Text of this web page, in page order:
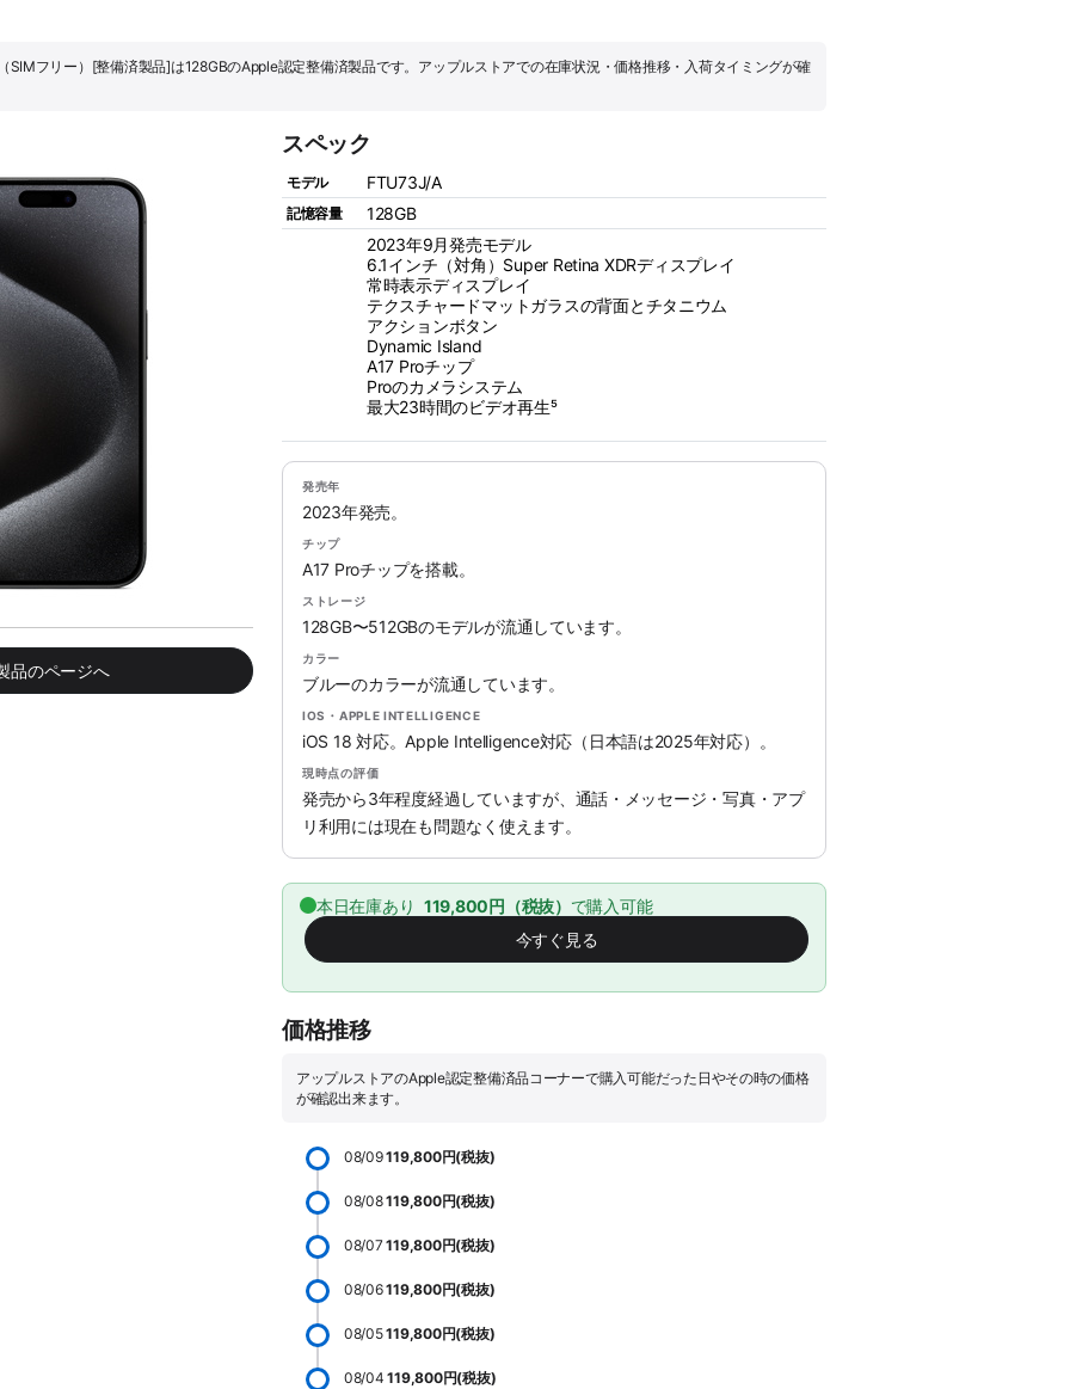
SIMフリー）[整備済製品]は128GBのApple認定整備済製品です。アップルストアでの在庫状況・価格推移・入荷タイミングが確
品のページへ
スペック
モデル FTU73J/A
記憶容量
128GB
2023年9月発売モデル
6.1インチ（対角）Super Retina XDRディスプレイ
常時表示ディスプレイ
テクスチャードマットガラスの背面とチタニウム
アクションボタン
Dynamic Island
A17 Proチップ
Proのカメラシステム
最大23時間のビデオ再生⁵
発売年
2023年発売。
チップ
A17 Proチップを搭載。
ストレージ
128GB〜512GBのモデルが流通しています。
カラー
ブルーのカラーが流通しています。
IOS・APPLE INTELLIGENCE
iOS 18 対応。Apple Intelligence対応（日本語は2025年対応）。
現時点の評価
発売から3年程度経過していますが、通話・メッセージ・写真・アプ
リ利用には現在も問題なく使えます。
本日在庫あり 119,800円（税抜） で購入可能
今すぐ見る
価格推移
アップルストアのApple認定整備済品コーナーで購入可能だった日やその時の価格
が確認出来ます。
08/09119,800円(税抜)
08/08119,800円(税抜)
08/07119,800円(税抜)
08/06119,800円(税抜)
08/05119,800円(税抜)
08/04 119,800円(税抜)